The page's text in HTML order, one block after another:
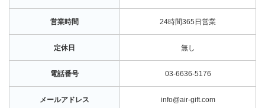
営業時間 24時間365日営業
定休日 無し
電話番号 03-6636-5176
メールアドレス info@air-gift.com